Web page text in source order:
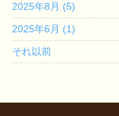
2025年8月 (5)
2025年6月 (1)
それ以前